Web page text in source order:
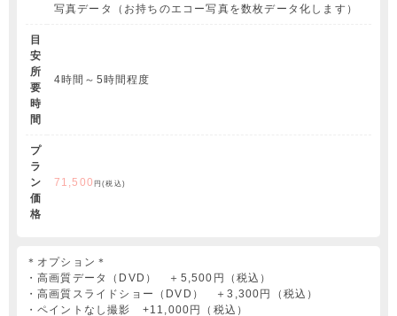
写真データ（お持ちのエコー写真を数枚データ化します）
目
安
所
要
時
間
4時間～5時間程度
プ
ラ
ン
価
格
71,500 円(税込)
＊オプション＊
・高画質データ（DVD） ＋5,500円（税込）
・高画質スライドショー（DVD） ＋3,300円（税込）
・ペイントなし撮影 +11,000円（税込）